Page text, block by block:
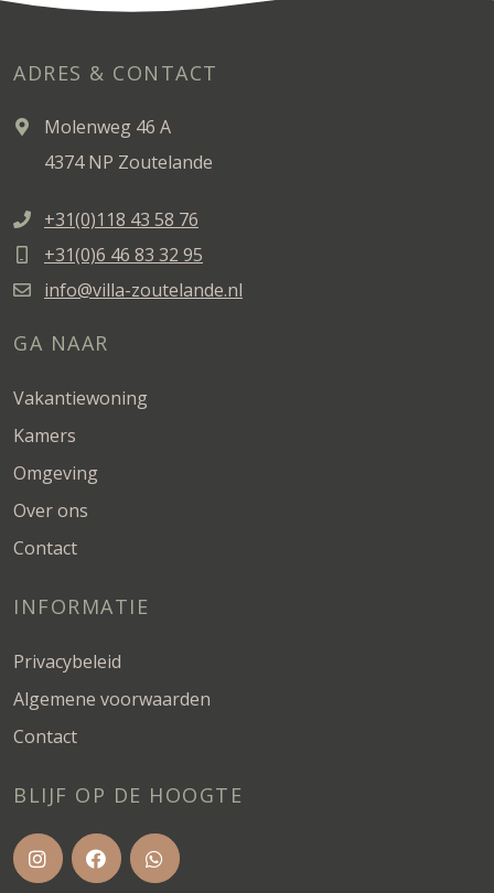
ADRES & CONTACT
Molenweg 46 A
4374 NP Zoutelande
+31(0)118 43 58 76
+31(0)6 46 83 32 95
info@villa-zoutelande.nl
GA NAAR
Vakantiewoning
Kamers
Omgeving
Over ons
Contact
INFORMATIE
Privacybeleid
Algemene voorwaarden
Contact
BLIJF OP DE HOOGTE
VOLG ONS OP INSTAGRAM
VOLG ONS OP FACEBOOK
STUUR ONS EEN BERICHT